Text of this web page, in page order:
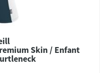
Skin / Enfant